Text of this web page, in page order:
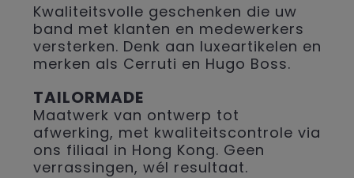
Kwaliteitsvolle geschenken die uw
band met klanten en medewerkers
versterken. Denk aan luxeartikelen en
merken als Cerruti en Hugo Boss.
TAILORMADE
Maatwerk van ontwerp tot
afwerking, met kwaliteitscontrole via
ons filiaal in Hong Kong. Geen
verrassingen, wél resultaat.